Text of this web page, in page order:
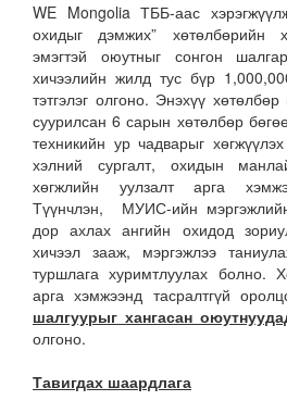
WE Mongolia ТББ-аас
охидыг дэмжих”
эмэгтэй оюутныг сонгон
хичээлийн жилд тус бүр
тэтгэлэг олгоно. Энэхүү
суурилсан 6 сарын хөтөлбөр
техникийн ур чадварыг
хэлний сургалт, охидын
хөгжлийн уулзалт арга
Түүнчлэн, МУИС-ийн
дор ахлах ангийн охидод
хичээл зааж, мэргэжлээ
туршлага хуримтлуулах болно.
арга хэмжээнд тасралтгүй
шалгуурыг хангасан
олгоно.
Тавигдах шаардлага